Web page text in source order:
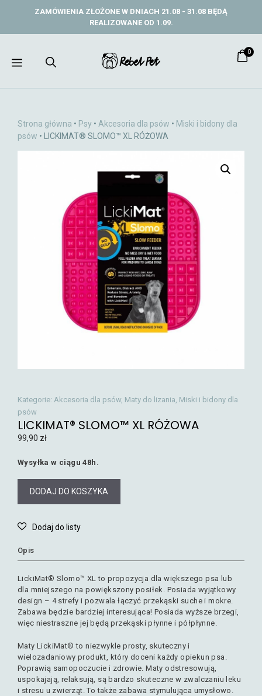
ZAMÓWIENIA ZŁOŻONE W DNIACH 21.08 - 31.08 BĘDĄ
REALIZOWANE OD 1.09.
Menu
0
Strona główna • Psy • Akcesoria dla psów • Miski i bidony dla
psów • LICKIMAT® SLOMO™ XL RÓŻOWA
LICKIMAT® SLOMO™ XL RÓŻOWA
99,90 zł
Wysyłka w ciągu 48h.
Opis
LickiMat® Slomo™ XL to propozycja dla większego psa lub
dla mniejszego na powiększony posiłek. Posiada wyjątkowy
design – 4 strefy i pozwala łączyć przekąski suche i mokre.
Zabawa będzie bardziej interesująca! Posiada wyższe brzegi,
więc niestraszne jej będą przekąski płynne i półpłynne.
Maty LickiMat® to niezwykle prosty, skuteczny i
wielozadaniowy produkt, który doceni każdy opiekun psa.
Poprawią samopoczucie i zdrowie. Maty odstresowują,
uspokajają, relaksują, są bardzo skuteczne w zwalczaniu leku
i stresu u zwierząt. To także zabawa stymulująca umysłowo.
DODAJ DO KOSZYKA
Kategorie: Akcesoria dla psów, Maty do lizania Miski i bidony dla
psów